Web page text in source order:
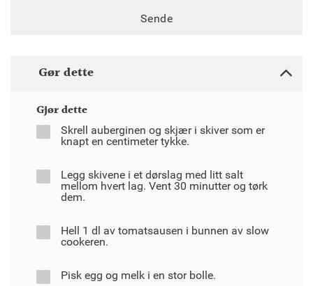
Sende
Gør dette
Gjør dette
Skrell auberginen og skjær i skiver som er
knapt en centimeter tykke.
Legg skivene i et dørslag med litt salt
mellom hvert lag. Vent 30 minutter og tørk
dem.
Hell 1 dl av tomatsausen i bunnen av slow
cookeren.
Pisk egg og melk i en stor bolle.